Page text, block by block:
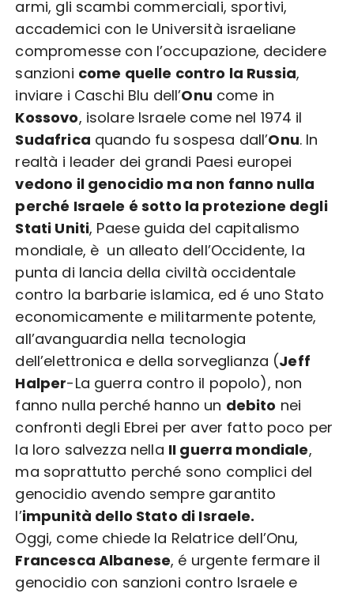
armi, gli scambi commerciali, sportivi,
accademici con le Università israeliane
compromesse con l’occupazione, decidere
sanzioni come quelle contro la Russia,
inviare i Caschi Blu dell’Onu come in
Kossovo, isolare Israele come nel 1974 il
Sudafrica quando fu sospesa dall’Onu. In
realtà i leader dei grandi Paesi europei
vedono il genocidio ma non fanno nulla
perché Israele é sotto la protezione degli
Stati Uniti, Paese guida del capitalismo
mondiale, è un alleato dell’Occidente, la
punta di lancia della civiltà occidentale
contro la barbarie islamica, ed é uno Stato
economicamente e militarmente potente,
all’avanguardia nella tecnologia
dell’elettronica e della sorveglianza (Jeff
Halper-La guerra contro il popolo), non
fanno nulla perché hanno un debito nei
confronti degli Ebrei per aver fatto poco per
la loro salvezza nella II guerra mondiale,
ma soprattutto perché sono complici del
genocidio avendo sempre garantito
l’impunità dello Stato di Israele.
Oggi, come chiede la Relatrice dell’Onu,
Francesca Albanese, é urgente fermare il
genocidio con sanzioni contro Israele e